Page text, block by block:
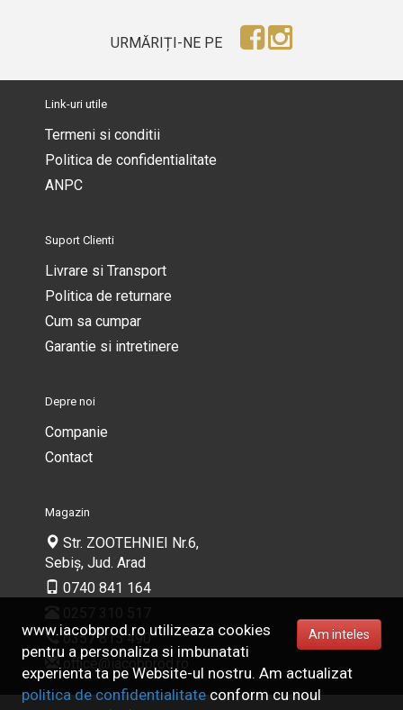
URMĂRIȚI-NE PE
Link-uri utile
Termeni si conditii
Politica de confidentialitate
ANPC
Suport Clienti
Livrare si Transport
Politica de returnare
Cum sa cumpar
Garantie si intretinere
Depre noi
Companie
Contact
Magazin
Str. ZOOTEHNIEI Nr.6,
Sebiș, Jud. Arad
0740 841 164
0357 815 490
office@iacobprod.ro
Am inteles
www.iacobprod.ro utilizeaza cookies
pentru a personaliza si imbunatati
experienta ta pe Website-ul nostru. Am actualizat
politica de confidentialitate conform cu noul